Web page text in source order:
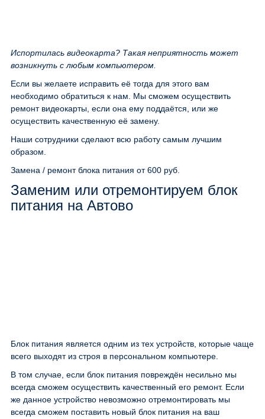
Испортилась видеокарта? Такая неприятность может
возникнуть с любым компьютером.
Если вы желаете исправить её тогда для этого вам
необходимо обратиться к нам. Мы сможем осуществить
ремонт видеокарты, если она ему поддаётся, или же
осуществить качественную её замену.
Наши сотрудники сделают всю работу самым лучшим
образом.
Замена / ремонт блока питания от 600 руб.
Заменим или отремонтируем блок
питания на Автово
Блок питания является одним из тех устройств, которые чаще
всего выходят из строя в персональном компьютере.
В том случае, если блок питания повреждён несильно мы
всегда сможем осуществить качественный его ремонт. Если
же данное устройство невозможно отремонтировать мы
всегда сможем поставить новый блок питания на ваш